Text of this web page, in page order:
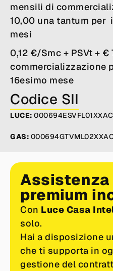
mensili di
10,00 una tantum per
mesi
0,12 €/Smc + PSVt +
commercializzazione
16esimo mese
Codice SII
LUCE:
GAS:
premium
Con Luce Casa
solo.
Hai a disposizione
che ti supporta in
gestione del